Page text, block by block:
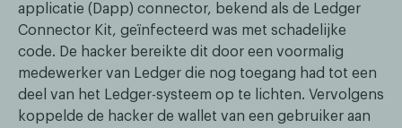
applicatie (Dapp) connector, bekend als de Ledger
Connector Kit, geïnfecteerd was met schadelijke
code. De hacker bereikte dit door een voormalig
medewerker van Ledger die nog toegang had tot een
deel van het Ledger-systeem op te lichten. Vervolgens
koppelde de hacker de wallet van een gebruiker aan